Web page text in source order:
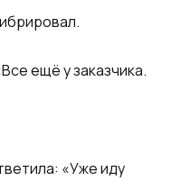
ещё у заказчика.
«Уже иду